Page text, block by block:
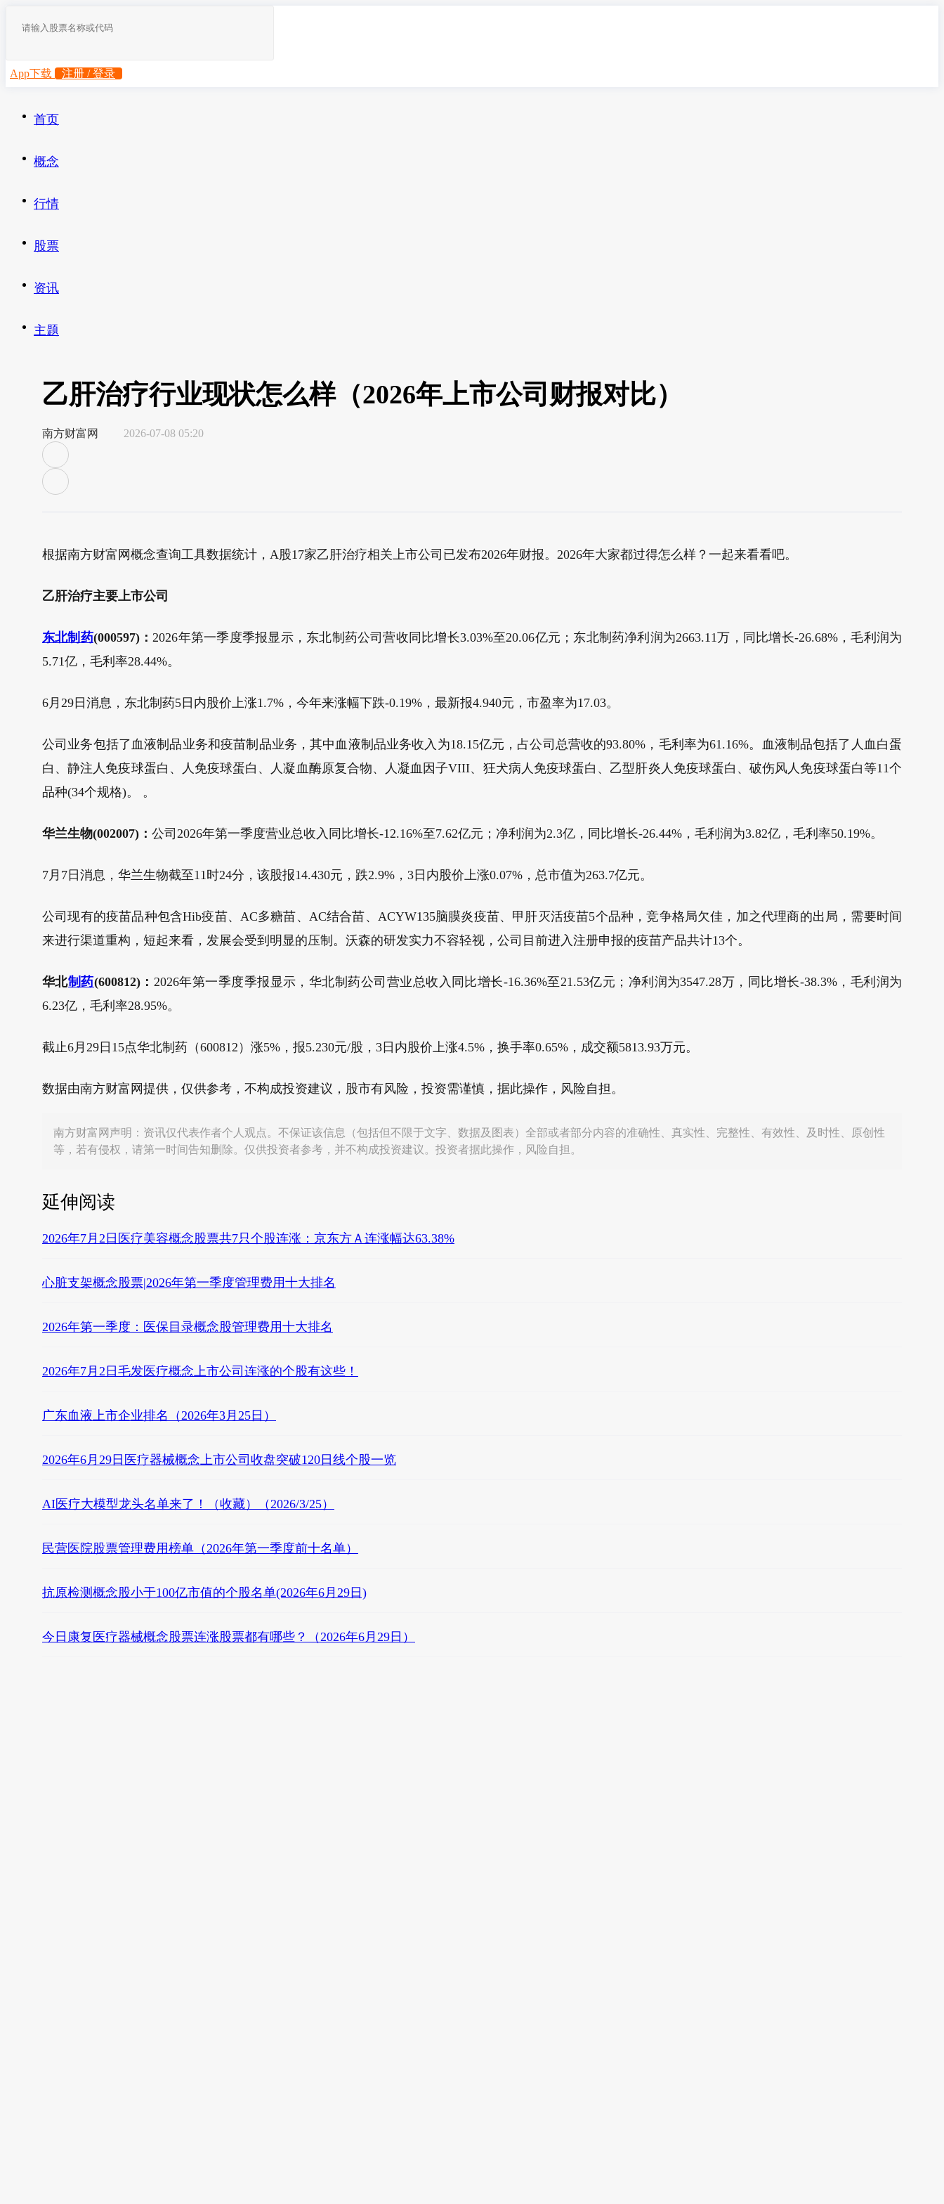
App下载 注册 / 登录
首页
概念
行情
股票
资讯
主题
乙肝治疗行业现状怎么样（2026年上市公司财报对比）
南方财富网 2026-07-08 05:20
根据南方财富网概念查询工具数据统计，A股17家乙肝治疗相关上市公司已发布2026年财报。2026年大家都过得怎么样？一起来看看吧。
乙肝治疗主要上市公司
东北制药(000597)：2026年第一季度季报显示，东北制药公司营收同比增长3.03%至20.06亿元；东北制药净利润为2663.11万，同比增长-26.68%，毛利润为
5.71亿，毛利率28.44%。
6月29日消息，东北制药5日内股价上涨1.7%，今年来涨幅下跌-0.19%，最新报4.940元，市盈率为17.03。
公司业务包括了血液制品业务和疫苗制品业务，其中血液制品业务收入为18.15亿元，占公司总营收的93.80%，毛利率为61.16%。血液制品包括了人血白蛋
白、静注人免疫球蛋白、人免疫球蛋白、人凝血酶原复合物、人凝血因子VIII、狂犬病人免疫球蛋白、乙型肝炎人免疫球蛋白、破伤风人免疫球蛋白等11个
品种(34个规格)。 。
华兰生物(002007)： 公司2026年第一季度营业总收入同比增长-12.16%至7.62亿元；净利润为2.3亿，同比增长-26.44%，毛利润为3.82亿，毛利率50.19%。
7月7日消息，华兰生物截至11时24分，该股报14.430元，跌2.9%，3日内股价上涨0.07%，总市值为263.7亿元。
公司现有的疫苗品种包含Hib疫苗、AC多糖苗、AC结合苗、ACYW135脑膜炎疫苗、甲肝灭活疫苗5个品种，竞争格局欠佳，加之代理商的出局，需要时间
来进行渠道重构，短起来看，发展会受到明显的压制。沃森的研发实力不容轻视，公司目前进入注册申报的疫苗产品共计13个。
华北制药(600812)： 2026年第一季度季报显示，华北制药公司营业总收入同比增长-16.36%至21.53亿元；净利润为3547.28万，同比增长-38.3%，毛利润为
6.23亿，毛利率28.95%。
截止6月29日15点华北制药（600812）涨5%，报5.230元/股，3日内股价上涨4.5%，换手率0.65%，成交额5813.93万元。
数据由南方财富网提供，仅供参考，不构成投资建议，股市有风险，投资需谨慎，据此操作，风险自担。
南方财富网声明：资讯仅代表作者个人观点。不保证该信息（包括但不限于文字、数据及图表）全部或者部分内容的准确性、真实性、完整性、有效性、及时性、原创性
等，若有侵权，请第一时间告知删除。仅供投资者参考，并不构成投资建议。投资者据此操作，风险自担。
延伸阅读
2026年7月2日医疗美容概念股票共7只个股连涨：京东方Ａ连涨幅达63.38%
心脏支架概念股票|2026年第一季度管理费用十大排名
2026年第一季度：医保目录概念股管理费用十大排名
2026年7月2日毛发医疗概念上市公司连涨的个股有这些！
广东血液上市企业排名（2026年3月25日）
2026年6月29日医疗器械概念上市公司收盘突破120日线个股一览
AI医疗大模型龙头名单来了！（收藏）（2026/3/25）
民营医院股票管理费用榜单（2026年第一季度前十名单）
抗原检测概念股小于100亿市值的个股名单(2026年6月29日)
今日康复医疗器械概念股票连涨股票都有哪些？（2026年6月29日）